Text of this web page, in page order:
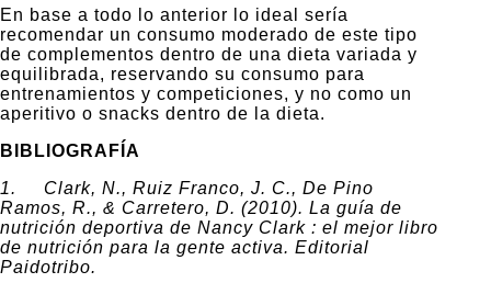
En base a todo lo anterior lo ideal sería
recomendar un consumo moderado de este tipo
de complementos dentro de una dieta variada y
equilibrada, reservando su consumo para
entrenamientos y competiciones, y no como un
aperitivo o snacks dentro de la dieta.
BIBLIOGRAFÍA
1. Clark, N., Ruiz Franco, J. C., De Pino
Ramos, R., & Carretero, D. (2010). La guía de
nutrición deportiva de Nancy Clark : el mejor libro
de nutrición para la gente activa. Editorial
Paidotribo.